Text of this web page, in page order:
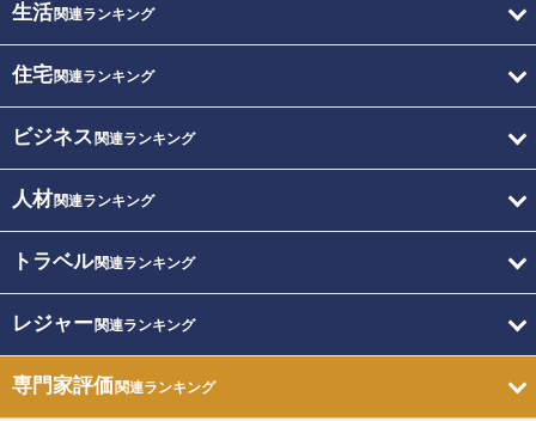
生活関連ランキング
住宅関連ランキング
ビジネス 関連ランキング
人材関連ランキング
トラベル関連ランキング
レジャー関連ランキング
専門家評価関連ランキング